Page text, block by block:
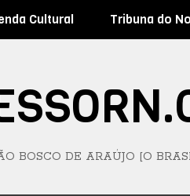
Cultural Tribuna do
BOSCO DE ARAÚJO [O